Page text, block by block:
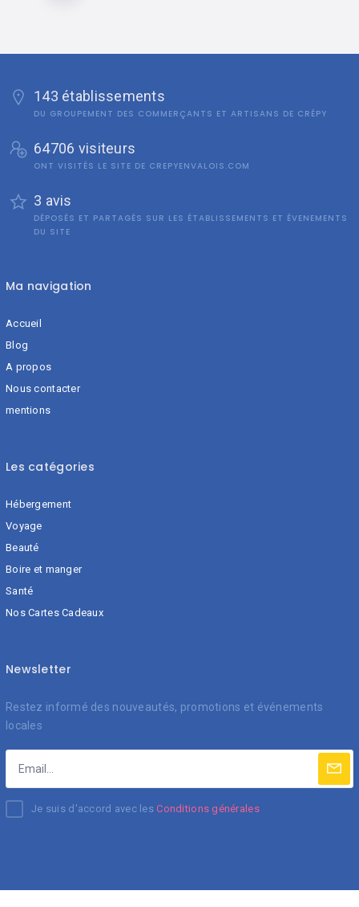
143 établissements
DU GROUPEMENT DES COMMERÇANTS ET ARTISANS DE CRÉPY
64706 visiteurs
ONT VISITÉS LE SITE DE CREPYENVALOIS.COM
3 avis
DÉPOSÉS ET PARTAGÉS SUR LES ÉTABLISSEMENTS ET ÉVENEMENTS
DU SITE
Ma navigation
Accueil
Blog
A propos
Nous contacter
mentions
Les catégories
Hébergement
Voyage
Beauté
Boire et manger
Santé
Nos Cartes Cadeaux
Newsletter
Restez informé des nouveautés, promotions et événements
locales
Je suis d'accord avec lesConditions générales